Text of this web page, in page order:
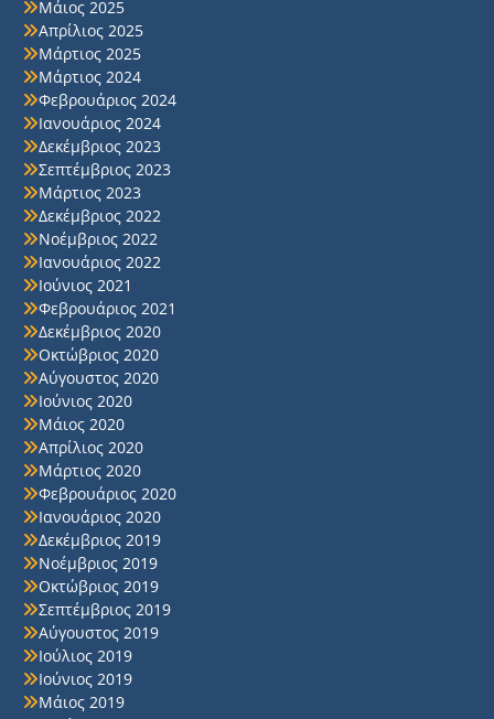
Μάιος 2025
Απρίλιος 2025
Μάρτιος 2025
Μάρτιος 2024
Φεβρουάριος 2024
Ιανουάριος 2024
Δεκέμβριος 2023
Σεπτέμβριος 2023
Μάρτιος 2023
Δεκέμβριος 2022
Νοέμβριος 2022
Ιανουάριος 2022
Ιούνιος 2021
Φεβρουάριος 2021
Δεκέμβριος 2020
Οκτώβριος 2020
Αύγουστος 2020
Ιούνιος 2020
Μάιος 2020
Απρίλιος 2020
Μάρτιος 2020
Φεβρουάριος 2020
Ιανουάριος 2020
Δεκέμβριος 2019
Νοέμβριος 2019
Οκτώβριος 2019
Σεπτέμβριος 2019
Αύγουστος 2019
Ιούλιος 2019
Ιούνιος 2019
Μάιος 2019